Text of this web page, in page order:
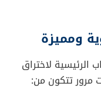
الرئيسية لاختراق
مرور تتكون من: